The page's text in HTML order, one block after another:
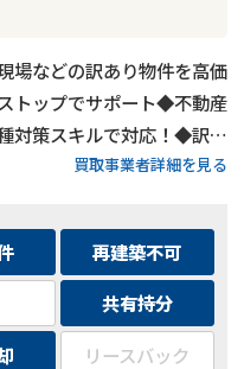
場などの訳あり物件を高価
トップでサポート◆不動産
対策スキルで対応！◆訳あ
買取事業者詳細を見る
再建築不可
共有持分
リースバック